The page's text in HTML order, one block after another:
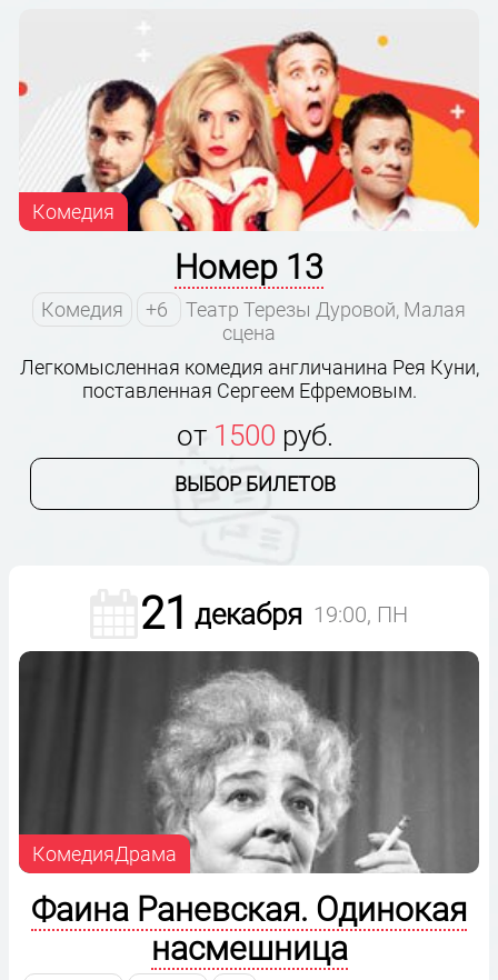
Комедия
Номер 13
Комедия +6
Театр Терезы Дуровой, Малая
сцена
Легкомысленная комедия англичанина Рея Куни,
поставленная Сергеем Ефремовым.
от 1500 руб.
ВЫБОР БИЛЕТОВ
21 декабря 19:00, ПН
КомедияДрама
Фаина Раневская. Одинокая
насмешница